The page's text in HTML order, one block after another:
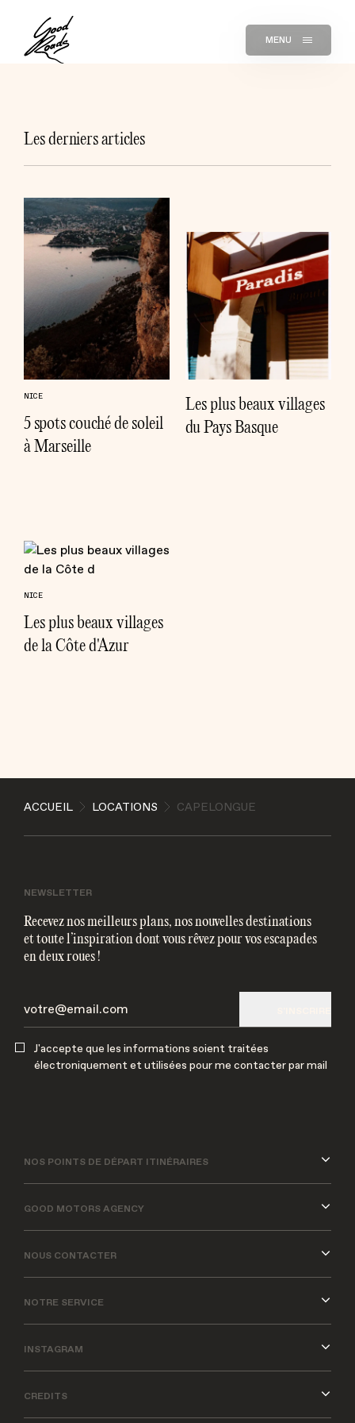
J'accepte que les informations soient traitées
MENU
Les derniers articles
NICE
5 spots couché de soleil
à Marseille
Les plus beaux villages
du Pays Basque
NICE
Les plus beaux villages
de la Côte d'Azur
ACCUEIL LOCATIONS CAPELONGUE
NEWSLETTER
Recevez nos meilleurs plans, nos nouvelles destinations
et toute l’inspiration dont vous rêvez pour vos escapades
en deux roues !
J'accepte que les informations soient traitées
électroniquement et utilisées pour me contacter par mail
NOS POINTS DE DÉPART ITINÉRAIRES
GOOD MOTORS AGENCY
NOUS CONTACTER
NOTRE SERVICE
INSTAGRAM
CREDITS